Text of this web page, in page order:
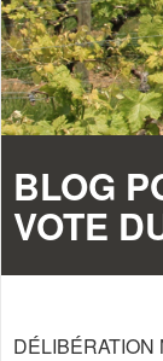
BLOG
VOTE